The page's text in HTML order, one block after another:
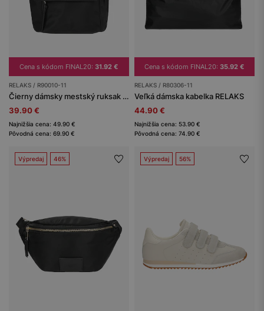
Cena s kódom FINAL20: 31.92 €
RELAKS / R90010-11
Čierny dámsky mestský ruksak RELAKS
39.90 €
Najnižšia cena: 49.90 €
Pôvodná cena: 69.90 €
Cena s kódom FINAL20: 35.92 €
RELAKS / R80306-11
Veľká dámska kabelka RELAKS
44.90 €
Najnižšia cena: 53.90 €
Pôvodná cena: 74.90 €
Výpredaj 46% Výpredaj 56%